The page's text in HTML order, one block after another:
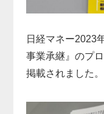
日経マネー2023
事業承継』のプ
掲載されました。